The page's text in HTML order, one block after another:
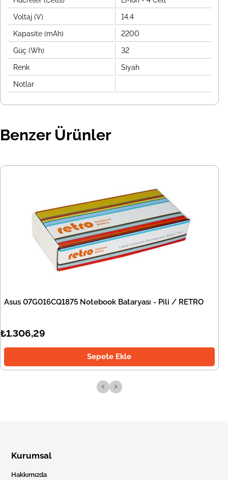
Voltaj (V) 14.4
Kapasite (mAh) 2200
Güç (Wh) 32
Renk Siyah
Notlar
Benzer Ürünler
Asus 07G016CQ1875 Notebook Bataryası - Pili / RETRO
₺1.306,29
Sepete Ekle
‹ ›
Kurumsal
Hakkımızda